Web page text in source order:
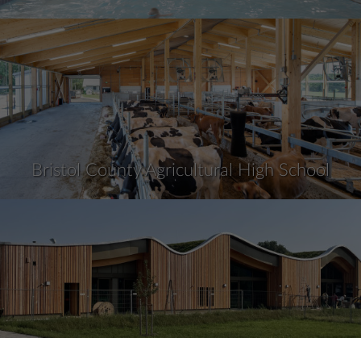
Bristol County Agricultural High School